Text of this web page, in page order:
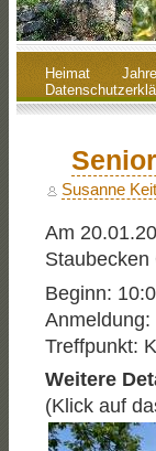
Heimat
Susanne
Am
Staubecken
Beginn:
Anmeldung:
Treffpunkt:
Weitere
(Klick auf